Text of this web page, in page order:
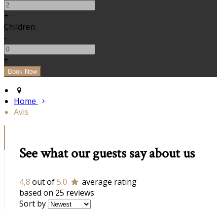
+
Children
-
+
Home
Avis
See what our guests say about us
4,8 out of5.0
average rating
based on 25 reviews
Sort by